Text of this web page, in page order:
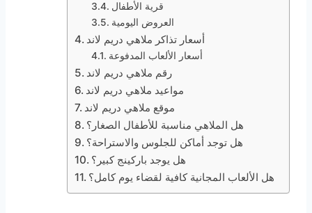
قرية الأطفال
العروض اليومية
أسعار تذاكر ملاهي دريم لاند
أسعار الألعاب المدفوعة
رقم ملاهي دريم لاند
مواعيد ملاهي دريم لاند
موقع ملاهي دريم لاند
هل الملاهي مناسبة للأطفال الصغار؟
هل توجد أماكن للجلوس والاستراحة؟
هل يوجد باركينج كبير؟
هل الألعاب المجانية كافية لقضاء يوم كامل؟